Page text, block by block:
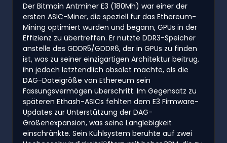
Der Bitmain Antminer E3 (180Mh) war einer der
ersten ASIC-Miner, die speziell für das Ethereum-
Mining optimiert wurden und begann, GPUs in der
Effizienz zu übertreffen. Er nutzte DDR3-Speicher
anstelle des GDDR5/GDDR6, der in GPUs zu finden
ist, was zu seiner einzigartigen Architektur beitrug,
ihn jedoch letztendlich obsolet machte, als die
DAG-Dateigröße von Ethereum sein
Fassungsvermögen überschritt. Im Gegensatz zu
späteren Ethash-ASICs fehlten dem E3 Firmware-
Updates zur Unterstützung der DAG-
Größenexpansion, was seine Langlebigkeit
einschränkte. Sein Kühlsystem beruhte auf zwei